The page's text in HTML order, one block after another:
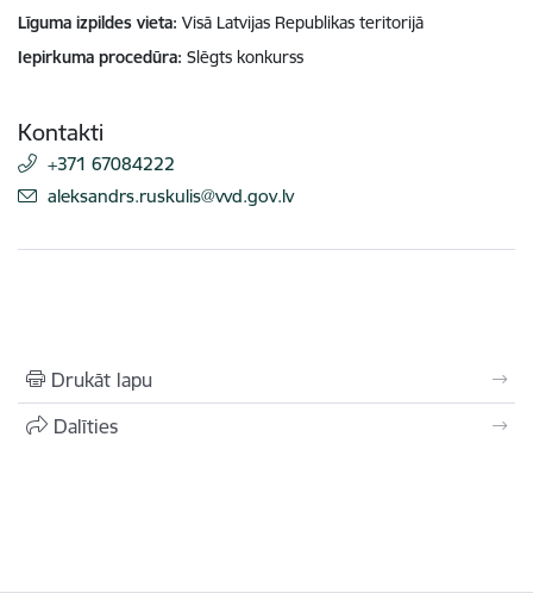
Līguma izpildes vieta Visā Latvijas Republikas teritorijā
Iepirkuma procedūra Slēgts konkurss
Kontakti
+371 67084222
E-pasts:
aleksandrs.ruskulis@vvd.gov.lv
Drukāt lapu
Dalīties